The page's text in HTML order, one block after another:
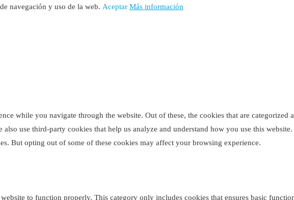
navegación y uso de la web. Aceptar Más información
while you navigate through the website. Out of these, the cookies that are categorized
use third-party cookies that help us analyze and understand how you use this
But opting out of some of these cookies may affect your browsing experience.
to function properly. This category only includes cookies that ensures basic